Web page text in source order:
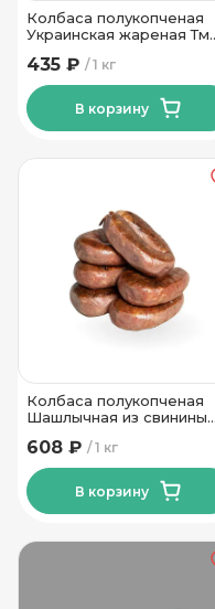
Колбаса полукопченая
Украинская жареная Тм
1 кг
435 ₽
В корзину
Колбаса полукопченая
Шашлычная из свинины
1 кг
608 ₽
В корзину